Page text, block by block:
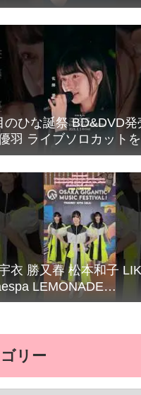
46 #hinatazaka46 #
のひな誕祭 BD&DVD発
羽 ライブソロカット
46 #hinatazaka46 #
衣 勝又春 松本和子
LEMONADE
リー